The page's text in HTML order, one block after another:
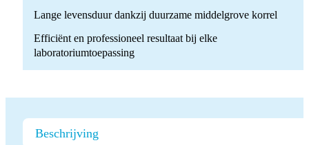
Lange levensduur dankzij duurzame middelgrove korrel
Efficiënt en professioneel resultaat bij elke
laboratoriumtoepassing
Beschrijving